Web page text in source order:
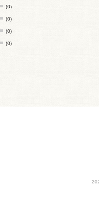
(0)
(0)
(0)
(0)